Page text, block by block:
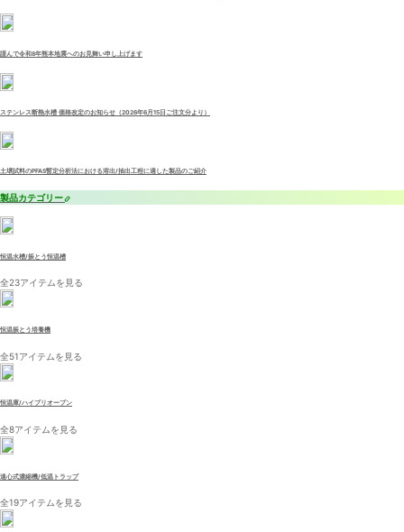
謹んで令和8年熊本地震へのお見舞い申し上げます
ステンレス断熱水槽 価格改定のお知らせ（2026年6月15日ご注文分より）
土壌試料のPFAS暫定分析法における溶出/抽出工程に適した製品のご紹介
製品カテゴリー
恒温水槽/振とう恒温槽
全23アイテムを見る
恒温振とう培養機
全51アイテムを見る
恒温庫/ハイブリオーブン
全8アイテムを見る
遠心式濃縮機/低温トラップ
全19アイテムを見る